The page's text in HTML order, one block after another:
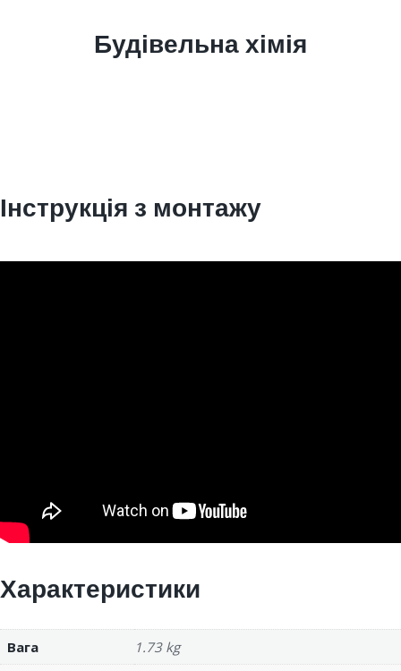
Будівельна хімія
Інструкція з монтажу
Характеристики
Вага
1.73 kg